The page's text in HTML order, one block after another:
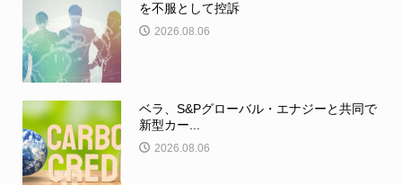
を不服として控訴
2026.08.06
ベラ、S&Pグローバル・エナジーと共同で
新型カー...
2026.08.06